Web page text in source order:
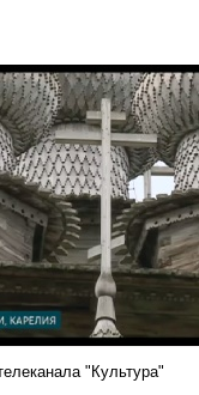
"Культура"